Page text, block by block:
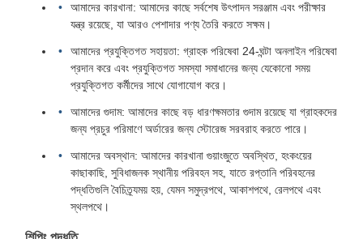
আমাদের কারখানা: আমাদের কাছে সর্বশেষ উৎপাদন সরঞ্জাম এবং পরীক্ষার
যন্ত্র রয়েছে, যা আরও পেশাদার পণ্য তৈরি করতে সক্ষম।
আমাদের প্রযুক্তিগত সহায়তা: গ্রাহক পরিষেবা 24-ঘন্টা অনলাইন পরিষেবা
প্রদান করে এবং প্রযুক্তিগত সমস্যা সমাধানের জন্য যেকোনো সময়
প্রযুক্তিগত কর্মীদের সাথে যোগাযোগ করে।
আমাদের গুদাম: আমাদের কাছে বড় ধারণক্ষমতার গুদাম রয়েছে যা গ্রাহকদের
জন্য প্রচুর পরিমাণে অর্ডারের জন্য স্টোরেজ সরবরাহ করতে পারে।
আমাদের অবস্থান: আমাদের কারখানা গুয়াংজুতে অবস্থিত, হংকংয়ের
কাছাকাছি, সুবিধাজনক স্থানীয় পরিবহন সহ, যাতে রপ্তানি পরিবহনের
পদ্ধতিগুলি বৈচিত্র্যময় হয়, যেমন সমুদ্রপথে, আকাশপথে, রেলপথে এবং
স্থলপথে।